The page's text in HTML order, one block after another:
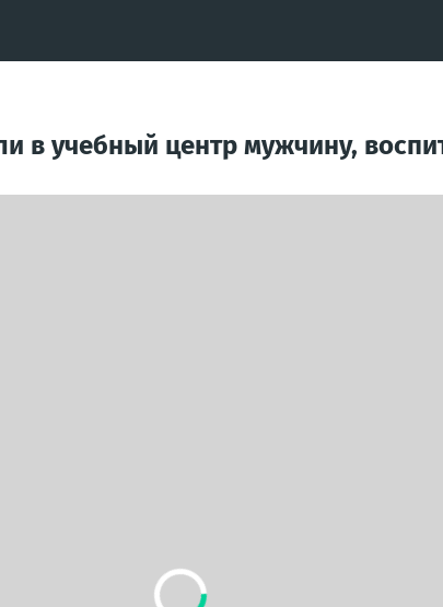
в учебный центр мужчину,